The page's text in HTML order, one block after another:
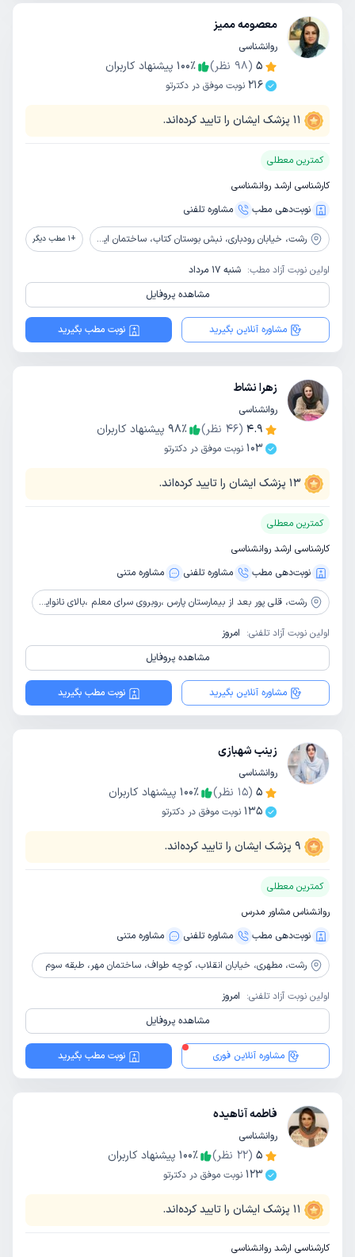
معصومه ممیز
روانشناسی
5
(
98 نظر) 100٪
پیشنهاد کاربران
216 نوبت موفق در دکترتو
11 پزشک ایشان را تایید کرده‌اند.
کمترین معطلی
کارشناسی ارشد روانشناسی
نوبت‌دهی مطب
مشاوره‌ تلفنی
رشت، خیابان رودباری، نبش بوستان کتاب، ساختمان ایرانیان، طبقه 3، واحد 5 +
1 مطب دیگر
اولین نوبت آزاد مطب: شنبه 17 مرداد
مشاهده پروفایل
مشاوره آنلاین بگیرید نوبت مطب بگیرید
زهرا نشاط
روانشناسی
4.9
(
46 نظر) 98٪
پیشنهاد کاربران
103 نوبت موفق در دکترتو
13 پزشک ایشان را تایید کرده‌اند.
کمترین معطلی
کارشناسی ارشد روانشناسی
نوبت‌دهی مطب
مشاوره‌ تلفنی مشاوره‌ متنی
رشت، قلی پور بعد از بیمارستان پارس ،روبروی سرای معلم ،بالای نانوایی ولیعصر ،ساختمان باراد ،طبقه پنجم ،واحد 9 ، مرکز مشاوره تدبیر نو
اولین نوبت آزاد تلفنی: امروز
مشاهده پروفایل
مشاوره آنلاین بگیرید نوبت مطب بگیرید
زینب شهبازی
روانشناسی
5
(
15 نظر) 100٪
پیشنهاد کاربران
135 نوبت موفق در دکترتو
9 پزشک ایشان را تایید کرده‌اند.
کمترین معطلی
روانشناس مشاور مدرس
نوبت‌دهی مطب
مشاوره‌ تلفنی مشاوره‌ متنی
رشت، مطهری، خیابان انقلاب، کوچه طواف، ساختمان مهر، طبقه سوم
اولین نوبت آزاد تلفنی: امروز
مشاهده پروفایل
مشاوره آنلاین فوری نوبت مطب بگیرید
فاطمه آناهیده
روانشناسی
5
(
22 نظر) 100٪
پیشنهاد کاربران
123 نوبت موفق در دکترتو
11 پزشک ایشان را تایید کرده‌اند.
کارشناسی ارشد روانشناسی